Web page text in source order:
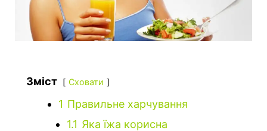
Зміст Сховати
1 Правильне харчування
1.1 Яка їжа корисна